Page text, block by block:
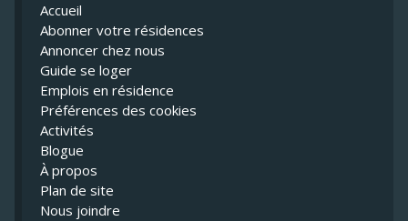
Accueil
Abonner votre résidences
Annoncer chez nous
Guide se loger
Emplois en résidence
Préférences des cookies
Activités
Blogue
À propos
Plan de site
Nous joindre